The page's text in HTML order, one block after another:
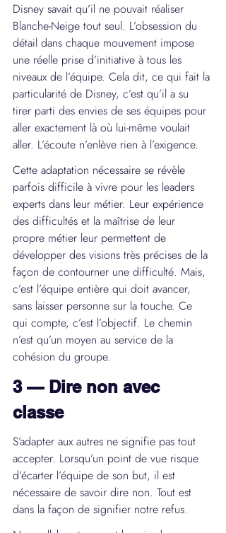
Disney savait qu’il ne pouvait réaliser
Blanche-Neige tout seul. L’obsession du
détail dans chaque mouvement impose
une réelle prise d’initiative à tous les
niveaux de l’équipe. Cela dit, ce qui fait la
particularité de Disney, c’est qu’il a su
tirer parti des envies de ses équipes pour
aller exactement là où lui-même voulait
aller. L’écoute n’enlève rien à l’exigence.
Cette adaptation nécessaire se révèle
parfois difficile à vivre pour les leaders
experts dans leur métier. Leur expérience
des difficultés et la maîtrise de leur
propre métier leur permettent de
développer des visions très précises de la
façon de contourner une difficulté. Mais,
c’est l’équipe entière qui doit avancer,
sans laisser personne sur la touche. Ce
qui compte, c’est l’objectif. Le chemin
n’est qu’un moyen au service de la
cohésion du groupe.
3 — Dire non avec
classe
S’adapter aux autres ne signifie pas tout
accepter. Lorsqu’un point de vue risque
d’écarter l’équipe de son but, il est
nécessaire de savoir dire non. Tout est
dans la façon de signifier notre refus.